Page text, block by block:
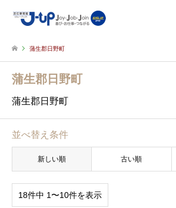
蒲生郡日野町
蒲生郡日野町
蒲生郡日野町
並べ替え条件
新しい順 古い順
18件中 1〜10件を表示